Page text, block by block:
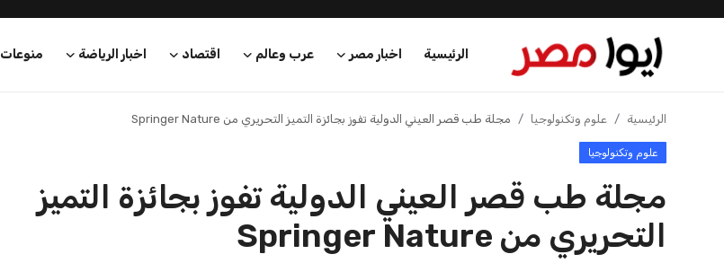
الرئيسية اخبار مصر عرب وعالم اقتصاد اخبار الرياضة منوعات
الرئيسية
اخبار مصر
عرب وعالم
الرئيسية علوم وتكنولوجيا مجلة طب قصر العيني الدولية تفوز بجائزة التميز التحريري من Springer Nature
علوم وتكنولوجيا
مجلة طب قصر العيني الدولية تفوز بجائزة التميز
التحريري من Springer Nature